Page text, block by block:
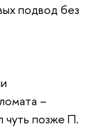
подвод без
–
чуть позже П.